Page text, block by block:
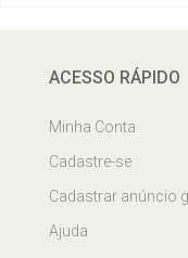
ACESSO RÁPIDO
Minha Conta
Cadastre-se
Cadastrar anúncio
Ajuda